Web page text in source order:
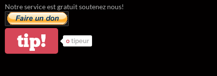
Notre service est gratuit soutenez nous!
tip! 0 tipeur